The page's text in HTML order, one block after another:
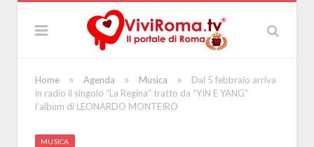
Home » Agenda » Musica »
Dal 5 febbraio arriva
in radio il singolo “La Regina” tratto da “YIN E YANG”
l’album di LEONARDO MONTEIRO
MUSICA